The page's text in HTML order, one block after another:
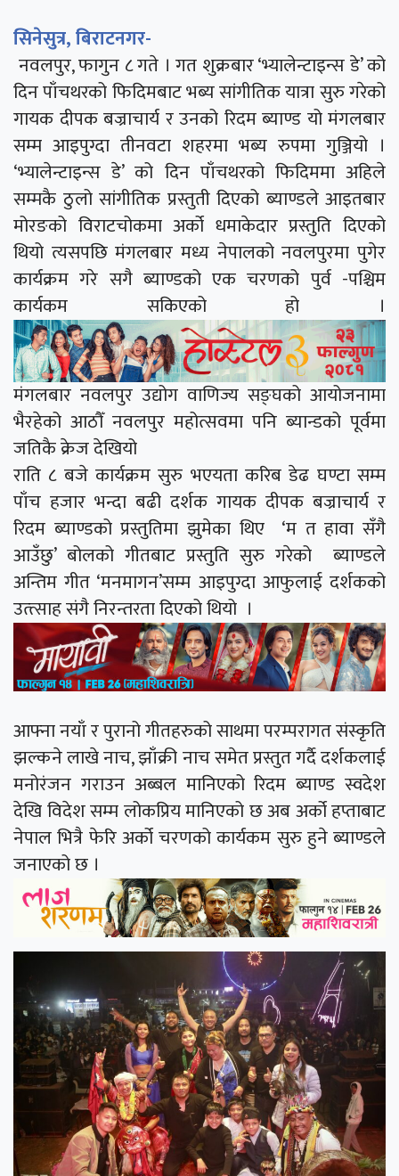
सिनेसुत्र, बिराटनगर-
नवलपुर, फागुन ८ गते । गत शुक्रबार ‘भ्यालेन्टाइन्स डे’ को
दिन पाँचथरको फिदिमबाट भब्य सांगीतिक यात्रा सुरु गरेको
गायक दीपक बज्राचार्य र उनको रिदम ब्याण्ड यो मंगलबार
सम्म आइपुग्दा तीनवटा शहरमा भब्य रुपमा गुञ्जियो ।
‘भ्यालेन्टाइन्स डे’ को दिन पाँचथरको फिदिममा अहिले
सम्मकै ठुलो सांगीतिक प्रस्तुती दिएको ब्याण्डले आइतबार
मोरङको विराटचोकमा अर्को धमाकेदार प्रस्तुति दिएको
थियो त्यसपछि मंगलबार मध्य नेपालको नवलपुरमा पुगेर
कार्यक्रम गरे सगै ब्याण्डको एक चरणको पुर्व -पश्चिम
कार्यकम सकिएको हो ।
मंगलबार नवलपुर उद्योग वाणिज्य सङ्घको आयोजनामा
भैरहेको आठौँ नवलपुर महोत्सवमा पनि ब्यान्डको पूर्वमा
जतिकै क्रेज देखियो
राति ८ बजे कार्यक्रम सुरु भएयता करिब डेढ घण्टा सम्म
पाँच हजार भन्दा बढी दर्शक गायक दीपक बज्राचार्य र
रिदम ब्याण्डको प्रस्तुतिमा झुमेका थिए ‘म त हावा सँगै
आउँछु’ बोलको गीतबाट प्रस्तुति सुरु गरेको ब्याण्डले
अन्तिम गीत ‘मनमागन’सम्म आइपुग्दा आफुलाई दर्शकको
उत्त्साह संगै निरन्तरता दिएको थियो ।
आफ्ना नयाँ र पुरानो गीतहरुको साथमा परम्परागत संस्कृति
झल्कने लाखे नाच, झाँक्री नाच समेत प्रस्तुत गर्दै दर्शकलाई
मनोरंजन गराउन अब्बल मानिएको रिदम ब्याण्ड स्वदेश
देखि विदेश सम्म लोकप्रिय मानिएको छ अब अर्को हप्ताबाट
नेपाल भित्रै फेरि अर्को चरणको कार्यकम सुरु हुने ब्याण्डले
जनाएको छ ।